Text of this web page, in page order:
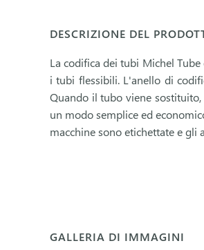
DESCRIZIONE DEL
La codifica dei tubi Michel
i tubi flessibili. L'anello di
Quando il tubo viene
un modo semplice ed
macchine sono etichettate e
GALLERIA DI IMMAGINI